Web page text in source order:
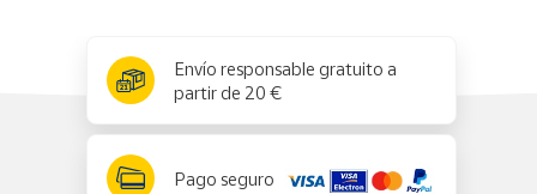
Envío responsable gratuito a
partir de 20 €
Pago seguro